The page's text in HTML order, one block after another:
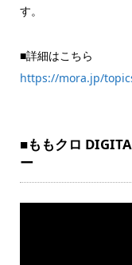
す。
■詳細はこちら
https://mora.jp/
■ももクロ
ー